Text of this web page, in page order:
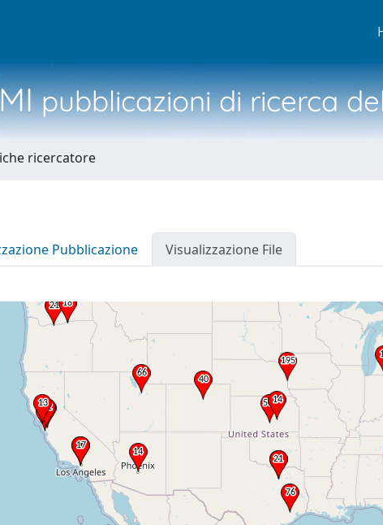
pubblicazioni di ricerca
ricercatore
Pubblicazione Visualizzazione File